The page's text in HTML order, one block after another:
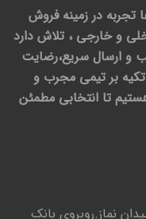
تجربه در زمینه فروش
و خارجی ، تلاش دارد
و ارسال سریع،رضایت
بر تیمی مجرب و
تا انتخابی مطمئن
نماز.روبروی بانک